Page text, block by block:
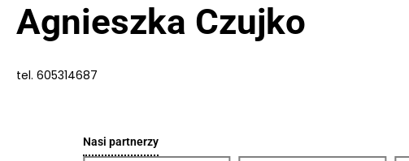
Agnieszka Czujko
tel. 605314687
Nasi partnerzy